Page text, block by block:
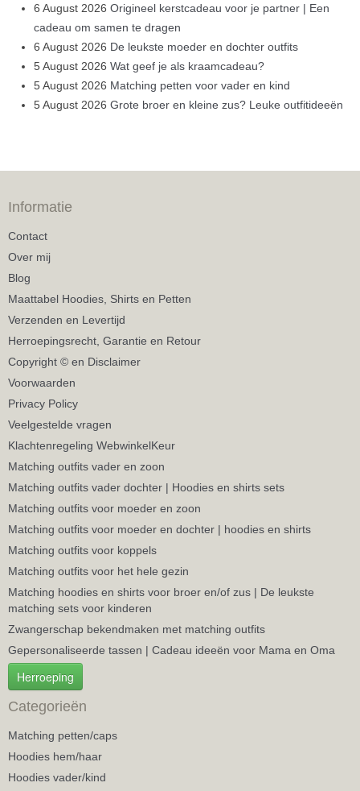
6 August 2026 Origineel kerstcadeau voor je partner | Een
cadeau om samen te dragen
6 August 2026 De leukste moeder en dochter outfits
5 August 2026 Wat geef je als kraamcadeau?
5 August 2026 Matching petten voor vader en kind
5 August 2026 Grote broer en kleine zus? Leuke outfitideeën
Informatie
Contact
Over mij
Blog
Maattabel Hoodies, Shirts en Petten
Verzenden en Levertijd
Herroepingsrecht, Garantie en Retour
Copyright © en Disclaimer
Voorwaarden
Privacy Policy
Veelgestelde vragen
Klachtenregeling WebwinkelKeur
Matching outfits vader en zoon
Matching outfits vader dochter | Hoodies en shirts sets
Matching outfits voor moeder en zoon
Matching outfits voor moeder en dochter | hoodies en shirts
Matching outfits voor koppels
Matching outfits voor het hele gezin
Matching hoodies en shirts voor broer en/of zus | De leukste
matching sets voor kinderen
Zwangerschap bekendmaken met matching outfits
Gepersonaliseerde tassen | Cadeau ideeën voor Mama en Oma
Herroeping
Categorieën
Matching petten/caps
Hoodies hem/haar
Hoodies vader/kind